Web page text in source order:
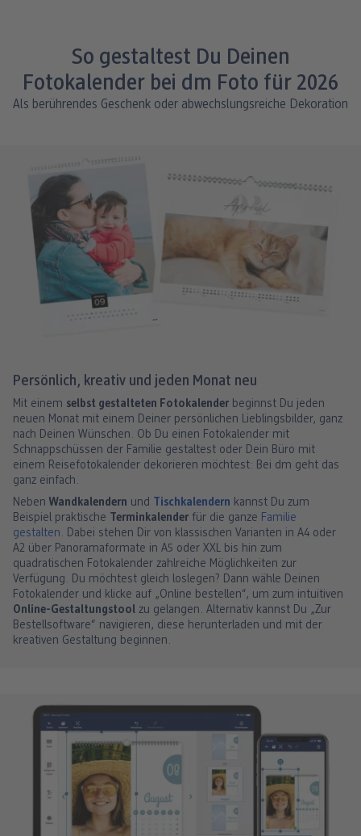
So gestaltest Du Deinen
Fotokalender bei dm Foto für 2026
Als berührendes Geschenk oder abwechslungsreiche Dekoration
Persönlich, kreativ und jeden Monat neu
Mit einem selbst gestalteten Fotokalender beginnst Du jeden
neuen Monat mit einem Deiner persönlichen Lieblingsbilder, ganz
nach Deinen Wünschen. Ob Du einen Fotokalender mit
Schnappschüssen der Familie gestaltest oder Dein Büro mit
einem Reisefotokalender dekorieren möchtest: Bei dm geht das
ganz einfach.
Neben Wandkalendern und Tischkalendern kannst Du zum
Beispiel praktische Terminkalender für die ganze Familie
gestalten . Dabei stehen Dir von klassischen Varianten in A4 oder
A2 über Panoramaformate in A5 oder XXL bis hin zum
quadratischen Fotokalender zahlreiche Möglichkeiten zur
Verfügung. Du möchtest gleich loslegen? Dann wähle Deinen
Fotokalender und klicke auf „Online bestellen“, um zum intuitiven
Online-Gestaltungstool zu gelangen. Alternativ kannst Du „Zur
Bestellsoftware“ navigieren, diese herunterladen und mit der
kreativen Gestaltung beginnen.